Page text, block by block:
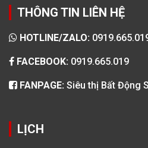
THÔNG TIN LIÊN HỆ
HOTLINE/ZALO:
FACEBOOK: 0919.665.019
FANPAGE: Siêu thị Bất Động
LỊCH